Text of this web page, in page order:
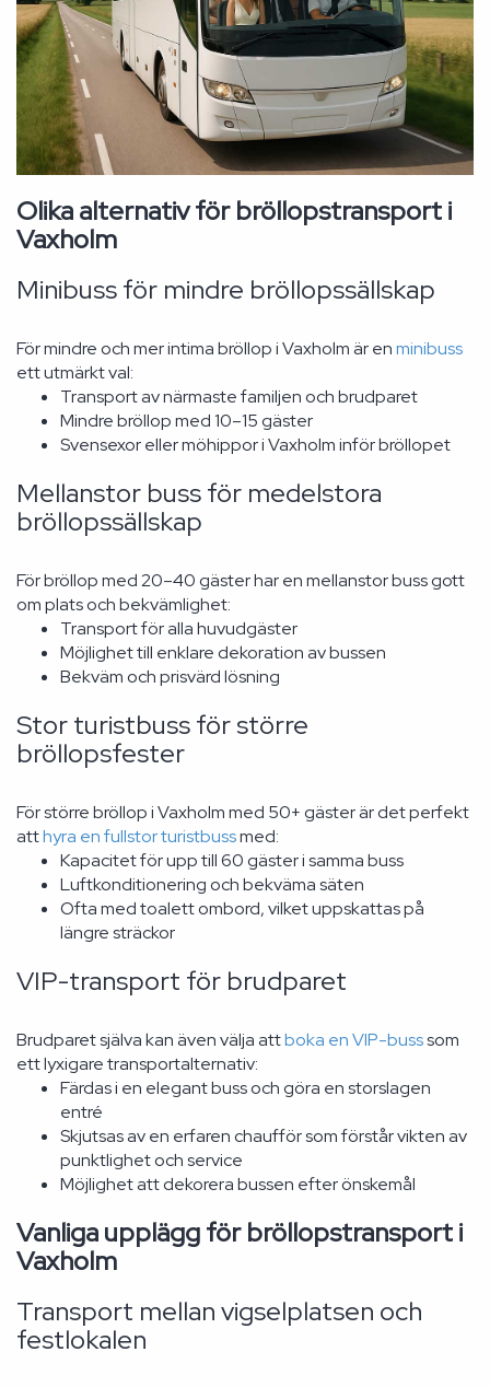
Olika alternativ för bröllopstransport i
Vaxholm
Minibuss för mindre bröllopssällskap
För mindre och mer intima bröllop i Vaxholm är enminibuss
ett utmärkt val:
Transport av närmaste familjen och brudparet
Mindre bröllop med 10–15 gäster
Svensexor eller möhippor i Vaxholm inför bröllopet
Mellanstor buss för medelstora
bröllopssällskap
För bröllop med 20–40 gäster har en mellanstor buss gott
om plats och bekvämlighet:
Transport för alla huvudgäster
Möjlighet till enklare dekoration av bussen
Bekväm och prisvärd lösning
Stor turistbuss för större
bröllopsfester
För större bröllop i Vaxholm med 50+ gäster är det perfekt
atthyra en fullstor turistbussmed:
Kapacitet för upp till 60 gäster i samma buss
Luftkonditionering och bekväma säten
Ofta med toalett ombord, vilket uppskattas på
längre sträckor
VIP-transport för brudparet
Brudparet själva kan även välja attboka en VIP-busssom
ett lyxigare transportalternativ:
Färdas i en elegant buss och göra en storslagen
entré
Skjutsas av en erfaren chaufför som förstår vikten av
punktlighet och service
Möjlighet att dekorera bussen efter önskemål
Vanliga upplägg för bröllopstransport i
Vaxholm
Transport mellan vigselplatsen och
festlokalen